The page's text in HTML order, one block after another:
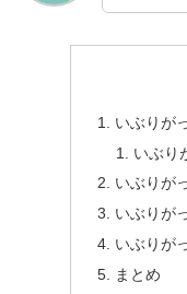
いぶりが
いぶり
いぶりが
いぶりが
いぶりが
まとめ